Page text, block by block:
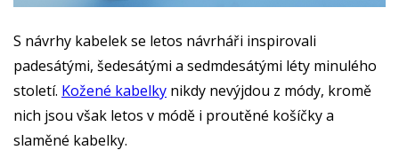
S návrhy kabelek se letos návrháři inspirovali
padesátými, šedesátými a sedmdesátými léty minulého
století. Kožené kabelky nikdy nevýjdou z módy, kromě
nich jsou však letos v módě i proutěné košíčky a
slaměné kabelky.